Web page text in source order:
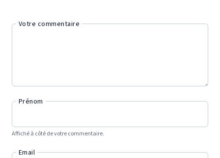
Votre commentaire
Prénom
Affiché à côté de votre commentaire.
Email